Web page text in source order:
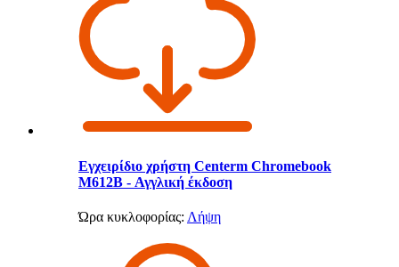
Εγχειρίδιο χρήστη Centerm Chromebook
M612B - Αγγλική έκδοση
Ώρα κυκλοφορίας: Λήψη